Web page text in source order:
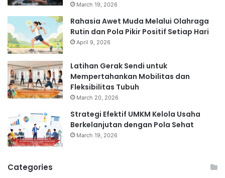
March 19, 2026
Rahasia Awet Muda Melalui Olahraga
Rutin dan Pola Pikir Positif Setiap Hari
April 9, 2026
Latihan Gerak Sendi untuk
Mempertahankan Mobilitas dan
Fleksibilitas Tubuh
March 20, 2026
Strategi Efektif UMKM Kelola Usaha
Berkelanjutan dengan Pola Sehat
March 19, 2026
Categories